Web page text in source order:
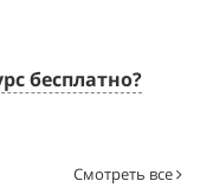
бесплатно?
Смотреть все